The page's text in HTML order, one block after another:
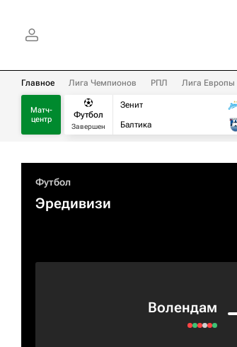
Главное Лига Чемпионов РПЛ Лига Европы
Матч-
центр
Футбол
Завершен
Зенит
Балтика
Футбол
Эредивизи
Волендам